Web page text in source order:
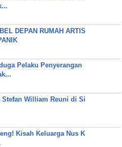
DEPAN RUMAH ARTIS
Pelaku Penyerangan
Stefan William Reuni di Si
Kisah Keluarga Nus K